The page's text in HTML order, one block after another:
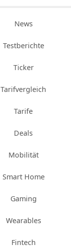
News
Testberichte
Ticker
Tarifvergleich
Tarife
Deals
Mobilität
Smart Home
Gaming
Wearables
Fintech